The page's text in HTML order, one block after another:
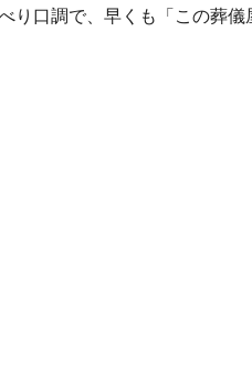
り口調で、早くも「この葬儀